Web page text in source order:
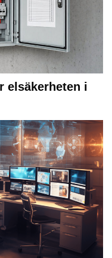
elsäkerheten i